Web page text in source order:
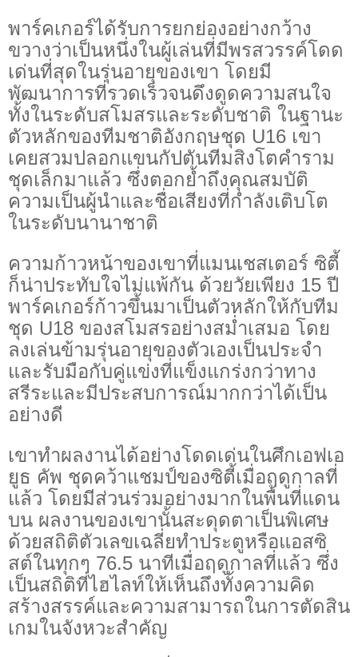
พาร์คเกอร์ได้รับการยกย่องอย่างกว้าง
ขวางว่าเป็นหนึ่งในผู้เล่นที่มีพรสวรรค์โดด
เด่นที่สุดในรุ่นอายุของเขา โดยมี
พัฒนาการที่รวดเร็วจนดึงดูดความสนใจ
ทั้งในระดับสโมสรและระดับชาติ ในฐานะ
ตัวหลักของทีมชาติอังกฤษชุด U16 เขา
เคยสวมปลอกแขนกัปตันทีมสิงโตคำราม
ชุดเล็กมาแล้ว ซึ่งตอกย้ำถึงคุณสมบัติ
ความเป็นผู้นำและชื่อเสียงที่กำลังเติบโต
ในระดับนานาชาติ
ความก้าวหน้าของเขาที่แมนเชสเตอร์ ซิตี้
ก็น่าประทับใจไม่แพ้กัน ด้วยวัยเพียง 15 ปี
พาร์คเกอร์ก้าวขึ้นมาเป็นตัวหลักให้กับทีม
ชุด U18 ของสโมสรอย่างสม่ำเสมอ โดย
ลงเล่นข้ามรุ่นอายุของตัวเองเป็นประจำ
และรับมือกับคู่แข่งที่แข็งแกร่งกว่าทาง
สรีระและมีประสบการณ์มากกว่าได้เป็น
อย่างดี
เขาทำผลงานได้อย่างโดดเด่นในศึกเอฟเอ
ยูธ คัพ ชุดคว้าแชมป์ของซิตี้เมื่อฤดูกาลที่
แล้ว โดยมีส่วนร่วมอย่างมากในพื้นที่แดน
บน ผลงานของเขานั้นสะดุดตาเป็นพิเศษ
ด้วยสถิติตัวเลขเฉลี่ยทำประตูหรือแอสซิ
สต์ในทุกๆ 76.5 นาทีเมื่อฤดูกาลที่แล้ว ซึ่ง
เป็นสถิติที่ไฮไลท์ให้เห็นถึงทั้งความคิด
สร้างสรรค์และความสามารถในการตัดสิน
เกมในจังหวะสำคัญ